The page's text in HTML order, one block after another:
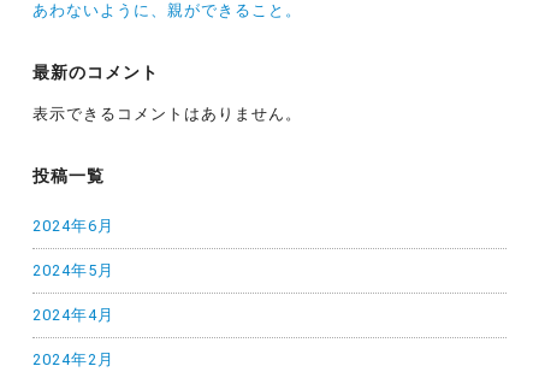
あわないように、親ができること。
最新のコメント
表示できるコメントはありません。
投稿一覧
2024年6月
2024年5月
2024年4月
2024年2月